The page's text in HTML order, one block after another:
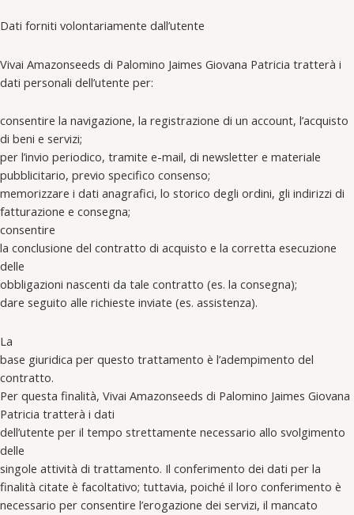
Dati forniti volontariamente dall’utente
Vivai Amazonseeds di Palomino Jaimes Giovana Patricia tratterà i
dati personali dell’utente per:
consentire la navigazione, la registrazione di un account, l’acquisto
di beni e servizi;
per l’invio periodico, tramite e-mail, di newsletter e materiale
pubblicitario, previo specifico consenso;
memorizzare i dati anagrafici, lo storico degli ordini, gli indirizzi di
fatturazione e consegna;
consentire
la conclusione del contratto di acquisto e la corretta esecuzione
delle
obbligazioni nascenti da tale contratto (es. la consegna);
dare seguito alle richieste inviate (es. assistenza).
La
base giuridica per questo trattamento è l’adempimento del
contratto.
Per questa finalità, Vivai Amazonseeds di Palomino Jaimes Giovana
Patricia tratterà i dati
dell’utente per il tempo strettamente necessario allo svolgimento
delle
singole attività di trattamento. Il conferimento dei dati per la
finalità citate è facoltativo; tuttavia, poiché il loro conferimento è
necessario per consentire l’erogazione dei servizi, il mancato